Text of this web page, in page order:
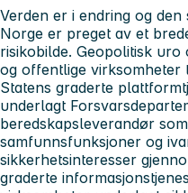
Verden er i endring og
Norge er preget av et
risikobilde. Geopolitisk
og offentlige virksomheter
Statens graderte
underlagt
beredskapsleverandør
samfunnsfunksjoner og
sikkerhetsinteresser
graderte